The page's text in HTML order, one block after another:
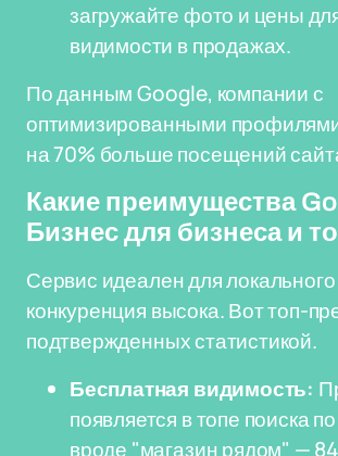
загружайте фото и цены
видимости в продажах.
По данным Google, компании с
оптимизированными
на 70% больше посещений
Какие преимущества
Бизнес для бизнеса и
Сервис идеален для локального
конкуренция высока. Вот топ-
подтвержденных статистикой.
Бесплатная видимость:
появляется в топе поиска
вроде "магазин рядом" —